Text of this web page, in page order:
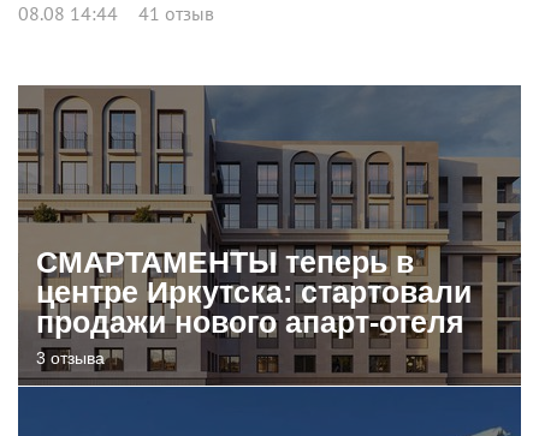
08.08 14:44 41 отзыв
СМАРТАМЕНТЫ теперь в
центре Иркутска: стартовали
продажи нового апарт-отеля
3 отзыва